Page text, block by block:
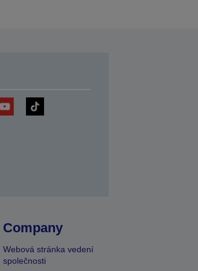
Company
Webová stránka vedení
společnosti